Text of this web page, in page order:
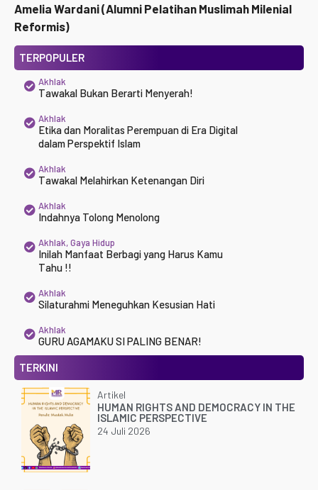
Amelia Wardani (Alumni Pelatihan Muslimah Milenial
Reformis)
TERPOPULER
Akhlak
Tawakal Bukan Berarti Menyerah!
Akhlak
Etika dan Moralitas Perempuan di Era Digital
dalam Perspektif Islam
Akhlak
Tawakal Melahirkan Ketenangan Diri
Akhlak
Indahnya Tolong Menolong
Akhlak,Gaya Hidup
Inilah Manfaat Berbagi yang Harus Kamu
Tahu !!
Akhlak
Silaturahmi Meneguhkan Kesusian Hati
Akhlak
GURU AGAMAKU SI PALING BENAR!
TERKINI
Artikel
HUMAN RIGHTS AND DEMOCRACY IN THE
ISLAMIC PERSPECTIVE
24 Juli 2026